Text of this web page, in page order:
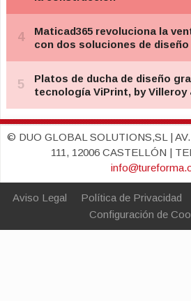
© DUO GLOBAL SOLUTIONS,SL |
111, 12006 CASTELLÓN |
Aviso Legal Política de Privacidad
Configuración de